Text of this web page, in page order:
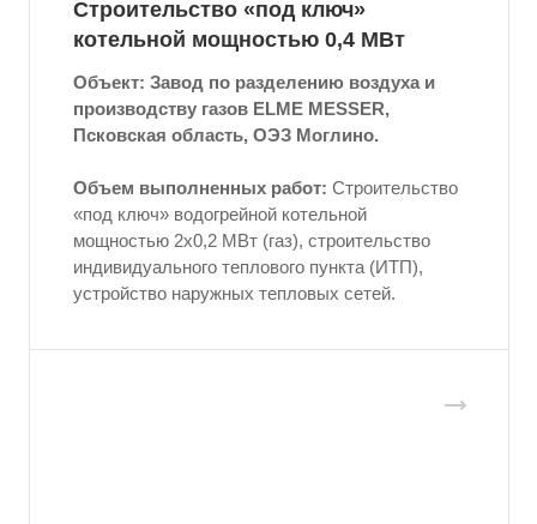
Строительство «под ключ»
котельной мощностью 0,4 МВт
Объект: Завод по разделению воздуха и
производству газов ELME MESSER,
Псковская область, ОЭЗ Моглино.
Объем выполненных работ: Строительство
«под ключ» водогрейной котельной
мощностью 2x0,2 МВт (газ), строительство
индивидуального теплового пункта (ИТП),
устройство наружных тепловых сетей.